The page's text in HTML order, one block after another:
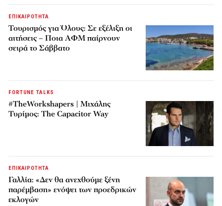
ΕΠΙΚΑΙΡΟΤΗΤΑ
Τουρισμός για Όλους: Σε εξέλιξη οι
αιτήσεις – Ποια ΑΦΜ παίρνουν
σειρά το Σάββατο
FORTUNE TALKS
#TheWorkshapers | Μιχάλης
Τυρίμος: The Capacitor Way
ΕΠΙΚΑΙΡΟΤΗΤΑ
Γαλλία: «Δεν θα ανεχθούμε ξένη
παρέμβαση» ενόψει των προεδρικών
εκλογών